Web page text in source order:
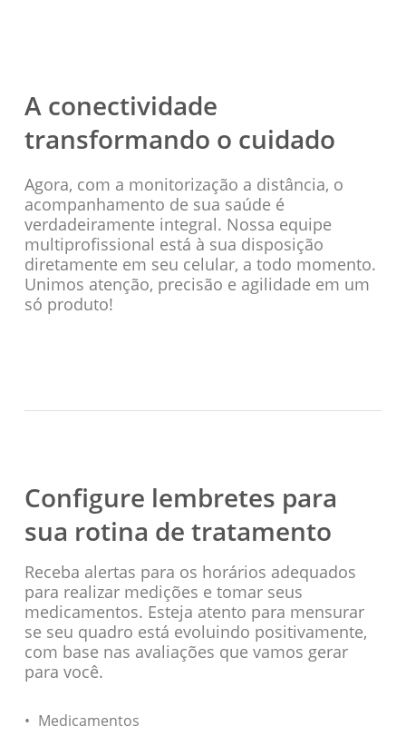
A conectividade
transformando o cuidado
Agora, com a monitorização a distância, o
acompanhamento de sua saúde é
verdadeiramente integral. Nossa equipe
multiprofissional está à sua disposição
diretamente em seu celular, a todo momento.
Unimos atenção, precisão e agilidade em um
só produto!
Configure lembretes para
sua rotina de tratamento
Receba alertas para os horários adequados
para realizar medições e tomar seus
medicamentos. Esteja atento para mensurar
se seu quadro está evoluindo positivamente,
com base nas avaliações que vamos gerar
para você.
Medicamentos